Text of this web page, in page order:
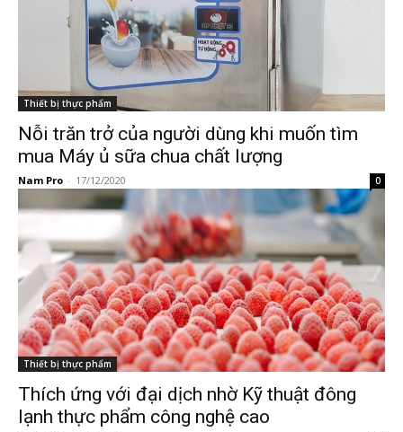
Thiết bị thực phẩm
Nỗi trăn trở của người dùng khi muốn tìm
mua Máy ủ sữa chua chất lượng
Nam Pro - 17/12/2020 0
Thiết bị thực phẩm
Thích ứng với đại dịch nhờ Kỹ thuật đông
lạnh thực phẩm công nghệ cao